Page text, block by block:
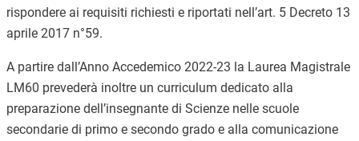
rispondere ai requisiti richiesti e riportati nell’art. 5 Decreto 13
aprile 2017 n°59.
A partire dall’Anno Accedemico 2022-23 la Laurea Magistrale
LM60 prevederà inoltre un curriculum dedicato alla
preparazione dell’insegnante di Scienze nelle scuole
secondarie di primo e secondo grado e alla comunicazione